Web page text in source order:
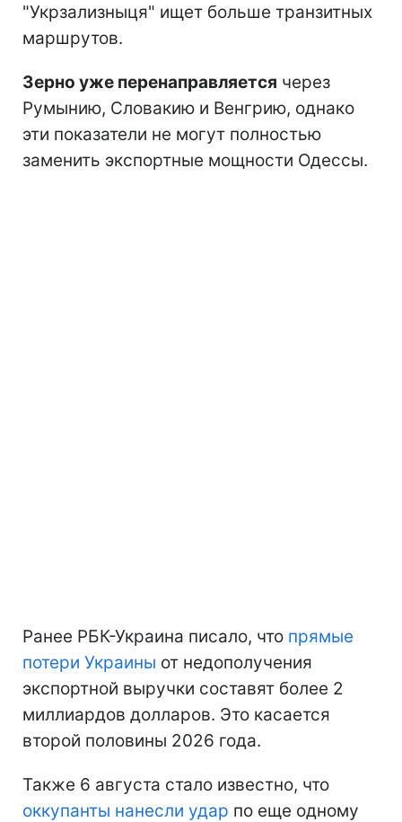
"Укрзализныця" ищет больше транзитных
маршрутов.
Зерно уже перенаправляется через
Румынию, Словакию и Венгрию, однако
эти показатели не могут полностью
заменить экспортные мощности Одессы.
Ранее РБК-Украина писало, что прямые
потери Украины от недополучения
экспортной выручки составят более 2
миллиардов долларов. Это касается
второй половины 2026 года.
Также 6 августа стало известно, что
оккупанты нанесли удар по еще одному